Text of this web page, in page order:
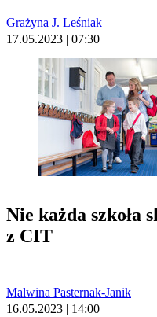
Grażyna J. Leśniak
17.05.2023 | 07:30
Nie każda szkoła
z CIT
Malwina Pasternak-Janik
16.05.2023 | 14:00